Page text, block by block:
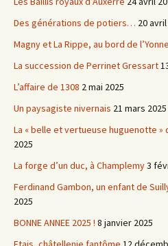
Des générations de potiers… 20
Magny et La Rippe, au bord de l’Yonne
La succession de Perrinet Gressart
L’affaire de 1308 2 mai 2025
Un paysagiste nivernais 21 mars 2025
La « belle et vertueuse huguenotte »
2025
La forge d’un duc, à Champlemy3
Ferdinand Gambon, un enfant de
2025
BONNE ANNEE 2025 ! 8 janvier 2025